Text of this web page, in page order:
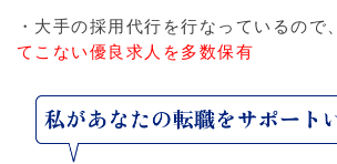
・大手の採用代行を行なっているので、
てこない優良求人を多数保有